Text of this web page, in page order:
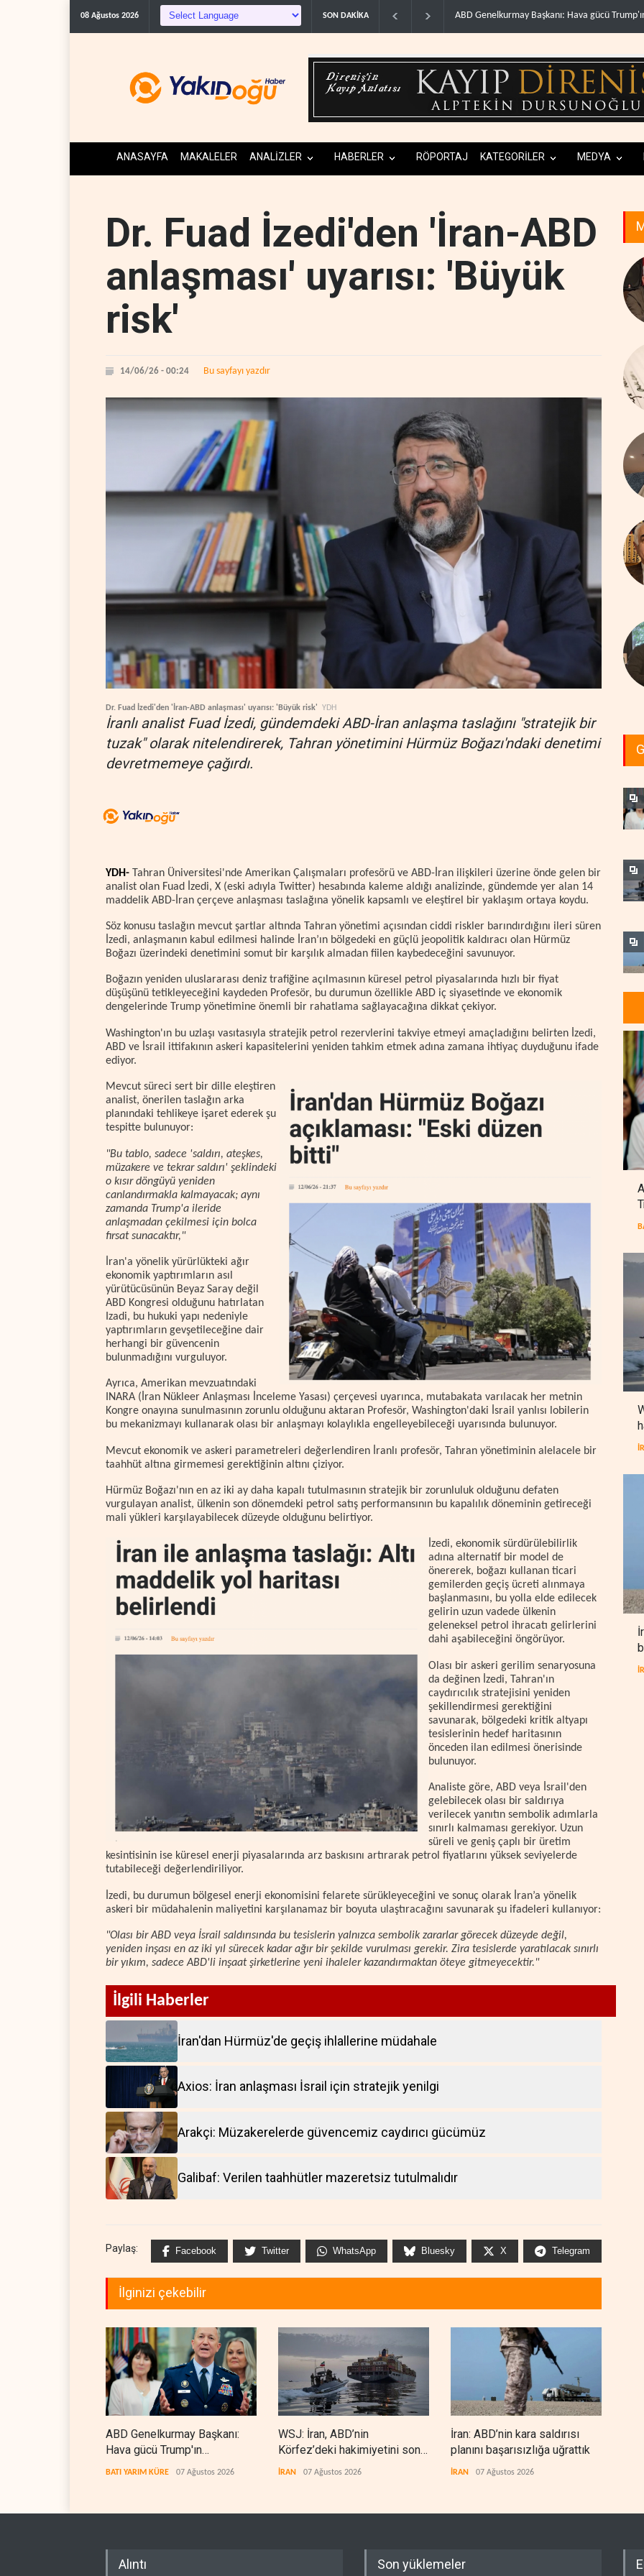
08 Ağustos 2026 SON DAKİKA WSJ: İran, ABD’nin Körfez’deki hakimiyetini
ANASAYFA MAKALELER ANALİZLER HABERLER RÖPORTAJ KATEGORİLER MEDYA
Dr. Fuad İzedi'den 'İran-ABD
anlaşması' uyarısı: 'Büyük
risk'
14/06/26 - 00:24 Bu sayfayı yazdır
Dr. Fuad İzedi'den 'İran-ABD anlaşması' uyarısı: 'Büyük risk' YDH
İranlı analist Fuad İzedi, gündemdeki ABD-İran anlaşma taslağını "stratejik bir
tuzak" olarak nitelendirerek, Tahran yönetimini Hürmüz Boğazı'ndaki denetimi
devretmemeye çağırdı.
YDH-
Tahran Üniversitesi'nde Amerikan Çalışmaları profesörü ve ABD-İran ilişkileri üzerine önde gelen bir
analist olan Fuad İzedi, X (eski adıyla Twitter) hesabında kaleme aldığı analizinde, gündemde yer alan 14
maddelik ABD-İran çerçeve anlaşması taslağına yönelik kapsamlı ve eleştirel bir yaklaşım ortaya koydu.
Söz konusu taslağın mevcut şartlar altında Tahran yönetimi açısından ciddi riskler barındırdığını ileri süren
İzedi, anlaşmanın kabul edilmesi halinde İran’ın bölgedeki en güçlü jeopolitik kaldıracı olan Hürmüz
Boğazı üzerindeki denetimini somut bir karşılık almadan fiilen kaybedeceğini savunuyor.
Boğazın yeniden uluslararası deniz trafiğine açılmasının küresel petrol piyasalarında hızlı bir fiyat
düşüşünü tetikleyeceğini kaydeden Profesör, bu durumun özellikle ABD iç siyasetinde ve ekonomik
dengelerinde Trump yönetimine önemli bir rahatlama sağlayacağına dikkat çekiyor.
Washington'ın bu uzlaşı vasıtasıyla stratejik petrol rezervlerini takviye etmeyi amaçladığını belirten İzedi,
ABD ve İsrail ittifakının askeri kapasitelerini yeniden tahkim etmek adına zamana ihtiyaç duyduğunu ifade
ediyor.
Mevcut süreci sert bir dille eleştiren
analist, önerilen taslağın arka
planındaki tehlikeye işaret ederek şu
tespitte bulunuyor:
"Bu tablo, sadece 'saldırı, ateşkes,
müzakere ve tekrar saldırı' şeklindeki
o kısır döngüyü yeniden
canlandırmakla kalmayacak; aynı
zamanda Trump'a ileride
anlaşmadan çekilmesi için bolca
fırsat sunacaktır,"
İran'a yönelik yürürlükteki ağır
ekonomik yaptırımların asıl
yürütücüsünün Beyaz Saray değil
ABD Kongresi olduğunu hatırlatan
Izadi, bu hukuki yapı nedeniyle
yaptırımların gevşetileceğine dair
herhangi bir güvencenin
bulunmadığını vurguluyor.
Ayrıca, Amerikan mevzuatındaki
INARA (İran Nükleer Anlaşması İnceleme Yasası) çerçevesi uyarınca, mutabakata varılacak her metnin
Kongre onayına sunulmasının zorunlu olduğunu aktaran Profesör, Washington'daki İsrail yanlısı lobilerin
bu mekanizmayı kullanarak olası bir anlaşmayı kolaylıkla engelleyebileceği uyarısında bulunuyor.
Mevcut ekonomik ve askeri parametreleri değerlendiren İranlı profesör, Tahran yönetiminin alelacele bir
taahhüt altına girmemesi gerektiğinin altını çiziyor.
Hürmüz Boğazı'nın en az iki ay daha kapalı tutulmasının stratejik bir zorunluluk olduğunu defaten
vurgulayan analist, ülkenin son dönemdeki petrol satış performansının bu kapalılık döneminin getireceği
mali yükleri karşılayabilecek düzeyde olduğunu belirtiyor.
İzedi, ekonomik sürdürülebilirlik
adına alternatif bir model de
önererek, boğazı kullanan ticari
gemilerden geçiş ücreti alınmaya
başlanmasını, bu yolla elde edilecek
gelirin uzun vadede ülkenin
geleneksel petrol ihracatı gelirlerini
dahi aşabileceğini öngörüyor.
Olası bir askeri gerilim senaryosuna
da değinen İzedi, Tahran'ın
caydırıcılık stratejisini yeniden
şekillendirmesi gerektiğini
savunarak, bölgedeki kritik altyapı
tesislerinin hedef haritasının
önceden ilan edilmesi önerisinde
bulunuyor.
Analiste göre, ABD veya İsrail'den
gelebilecek olası bir saldırıya
verilecek yanıtın sembolik adımlarla
sınırlı kalmaması gerekiyor. Uzun
süreli ve geniş çaplı bir üretim
kesintisinin ise küresel enerji piyasalarında arz baskısını artırarak petrol fiyatlarını yüksek seviyelerde
tutabileceği değerlendiriliyor.
İzedi, bu durumun bölgesel enerji ekonomisini felarete sürükleyeceğini ve sonuç olarak İran’a yönelik
askeri bir müdahalenin maliyetini karşılanamaz bir boyuta ulaştıracağını savunarak şu ifadeleri kullanıyor:
"Olası bir ABD veya İsrail saldırısında bu tesislerin yalnızca sembolik zararlar görecek düzeyde değil,
yeniden inşası en az iki yıl sürecek kadar ağır bir şekilde vurulması gerekir. Zira tesislerde yaratılacak sınırlı
bir yıkım, sadece ABD'li inşaat şirketlerine yeni ihaleler kazandırmaktan öteye gitmeyecektir."
İlgili Haberler
İran'dan Hürmüz'de geçiş ihlallerine müdahale
Axios: İran anlaşması İsrail için stratejik yenilgi
Arakçi: Müzakerelerde güvencemiz caydırıcı gücümüz
Galibaf: Verilen taahhütler mazeretsiz tutulmalıdır
Paylaş: Facebook Twitter WhatsApp Bluesky X Telegram
İlginizi çekebilir
ABD Genelkurmay Başkanı:
Hava gücü Trump'ın
hedeflerine yetmez
BATI YARIM KÜRE 07 Ağustos 2026
WSJ: İran, ABD’nin
Körfez’deki hakimiyetini sona
erdiriyor
İRAN 07 Ağustos 2026
İran: ABD’nin kara saldırısı
planını başarısızlığa uğrattık
İRAN 07 Ağustos 2026
Alıntı Son yüklemeler